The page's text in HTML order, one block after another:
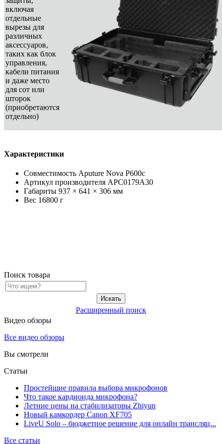
включая
отдельные
вырезы для
различных
аксессуаров,
таких как блок
управления,
кабели питания
и даже место
для сот или
шторок
(приобретаются
отдельно)
Характеристики
Совместимость Aputure Nova P600c
Артикул производителя APC0179A30
Габариты 937 × 641 × 306 мм
Вес 16800 г
Поиск товара
Расширенный поиск
Видео обзоры
Все видео обзоры
Вы смотрели
Статьи
Простейшие правила выбора микрофонов
Что такое кардиоида микрофона?
Летние цены на стабилизаторы Zhiyun
Новый камкордер Canon XF705
LiveU Solo – бюджетное решение для онлайн трансляц...
Все статьи